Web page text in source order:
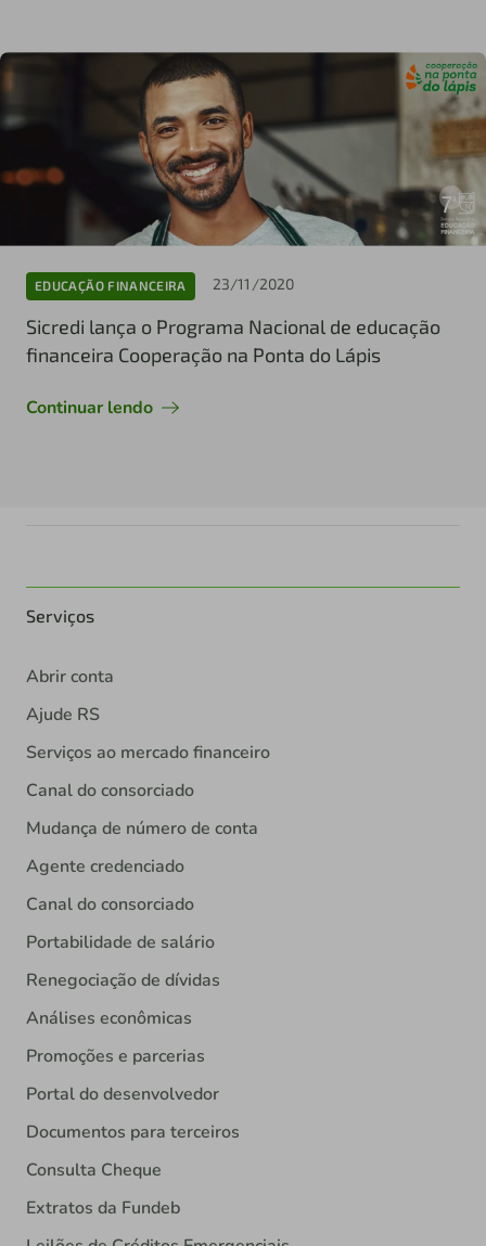
EDUCAÇÃO FINANCEIRA 23/11/2020
Sicredi lança o Programa Nacional de educação
financeira Cooperação na Ponta do Lápis
Continuar lendo
Serviços
Abrir conta
Ajude RS
Serviços ao mercado financeiro
Canal do consorciado
Mudança de número de conta
Agente credenciado
Canal do consorciado
Portabilidade de salário
Renegociação de dívidas
Análises econômicas
Promoções e parcerias
Portal do desenvolvedor
Documentos para terceiros
Consulta Cheque
Extratos da Fundeb